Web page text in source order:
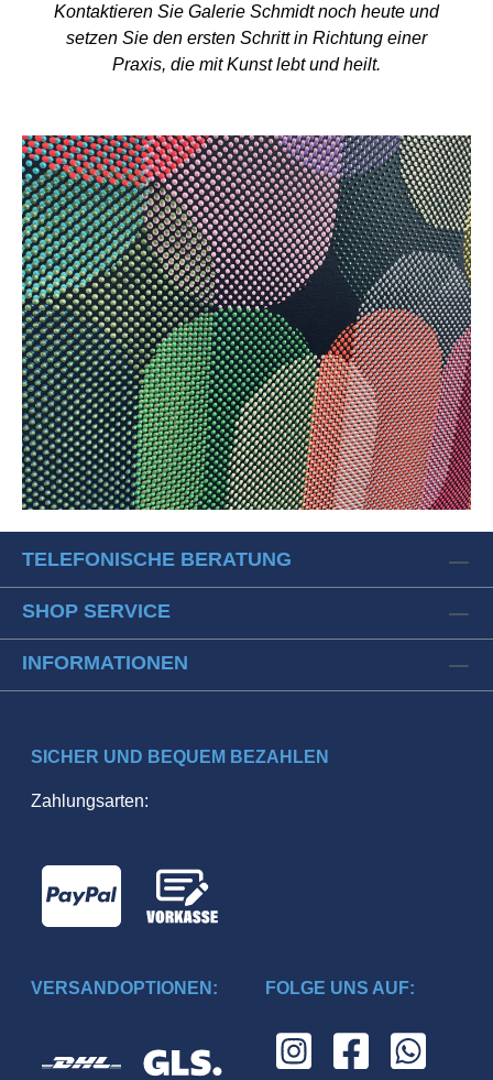
Kontaktieren Sie Galerie Schmidt noch heute und
setzen Sie den ersten Schritt in Richtung einer
Praxis, die mit Kunst lebt und heilt.
TELEFONISCHE BERATUNG
SHOP SERVICE
INFORMATIONEN
SICHER UND BEQUEM BEZAHLEN
Zahlungsarten:
VERSANDOPTIONEN: FOLGE UNS AUF: